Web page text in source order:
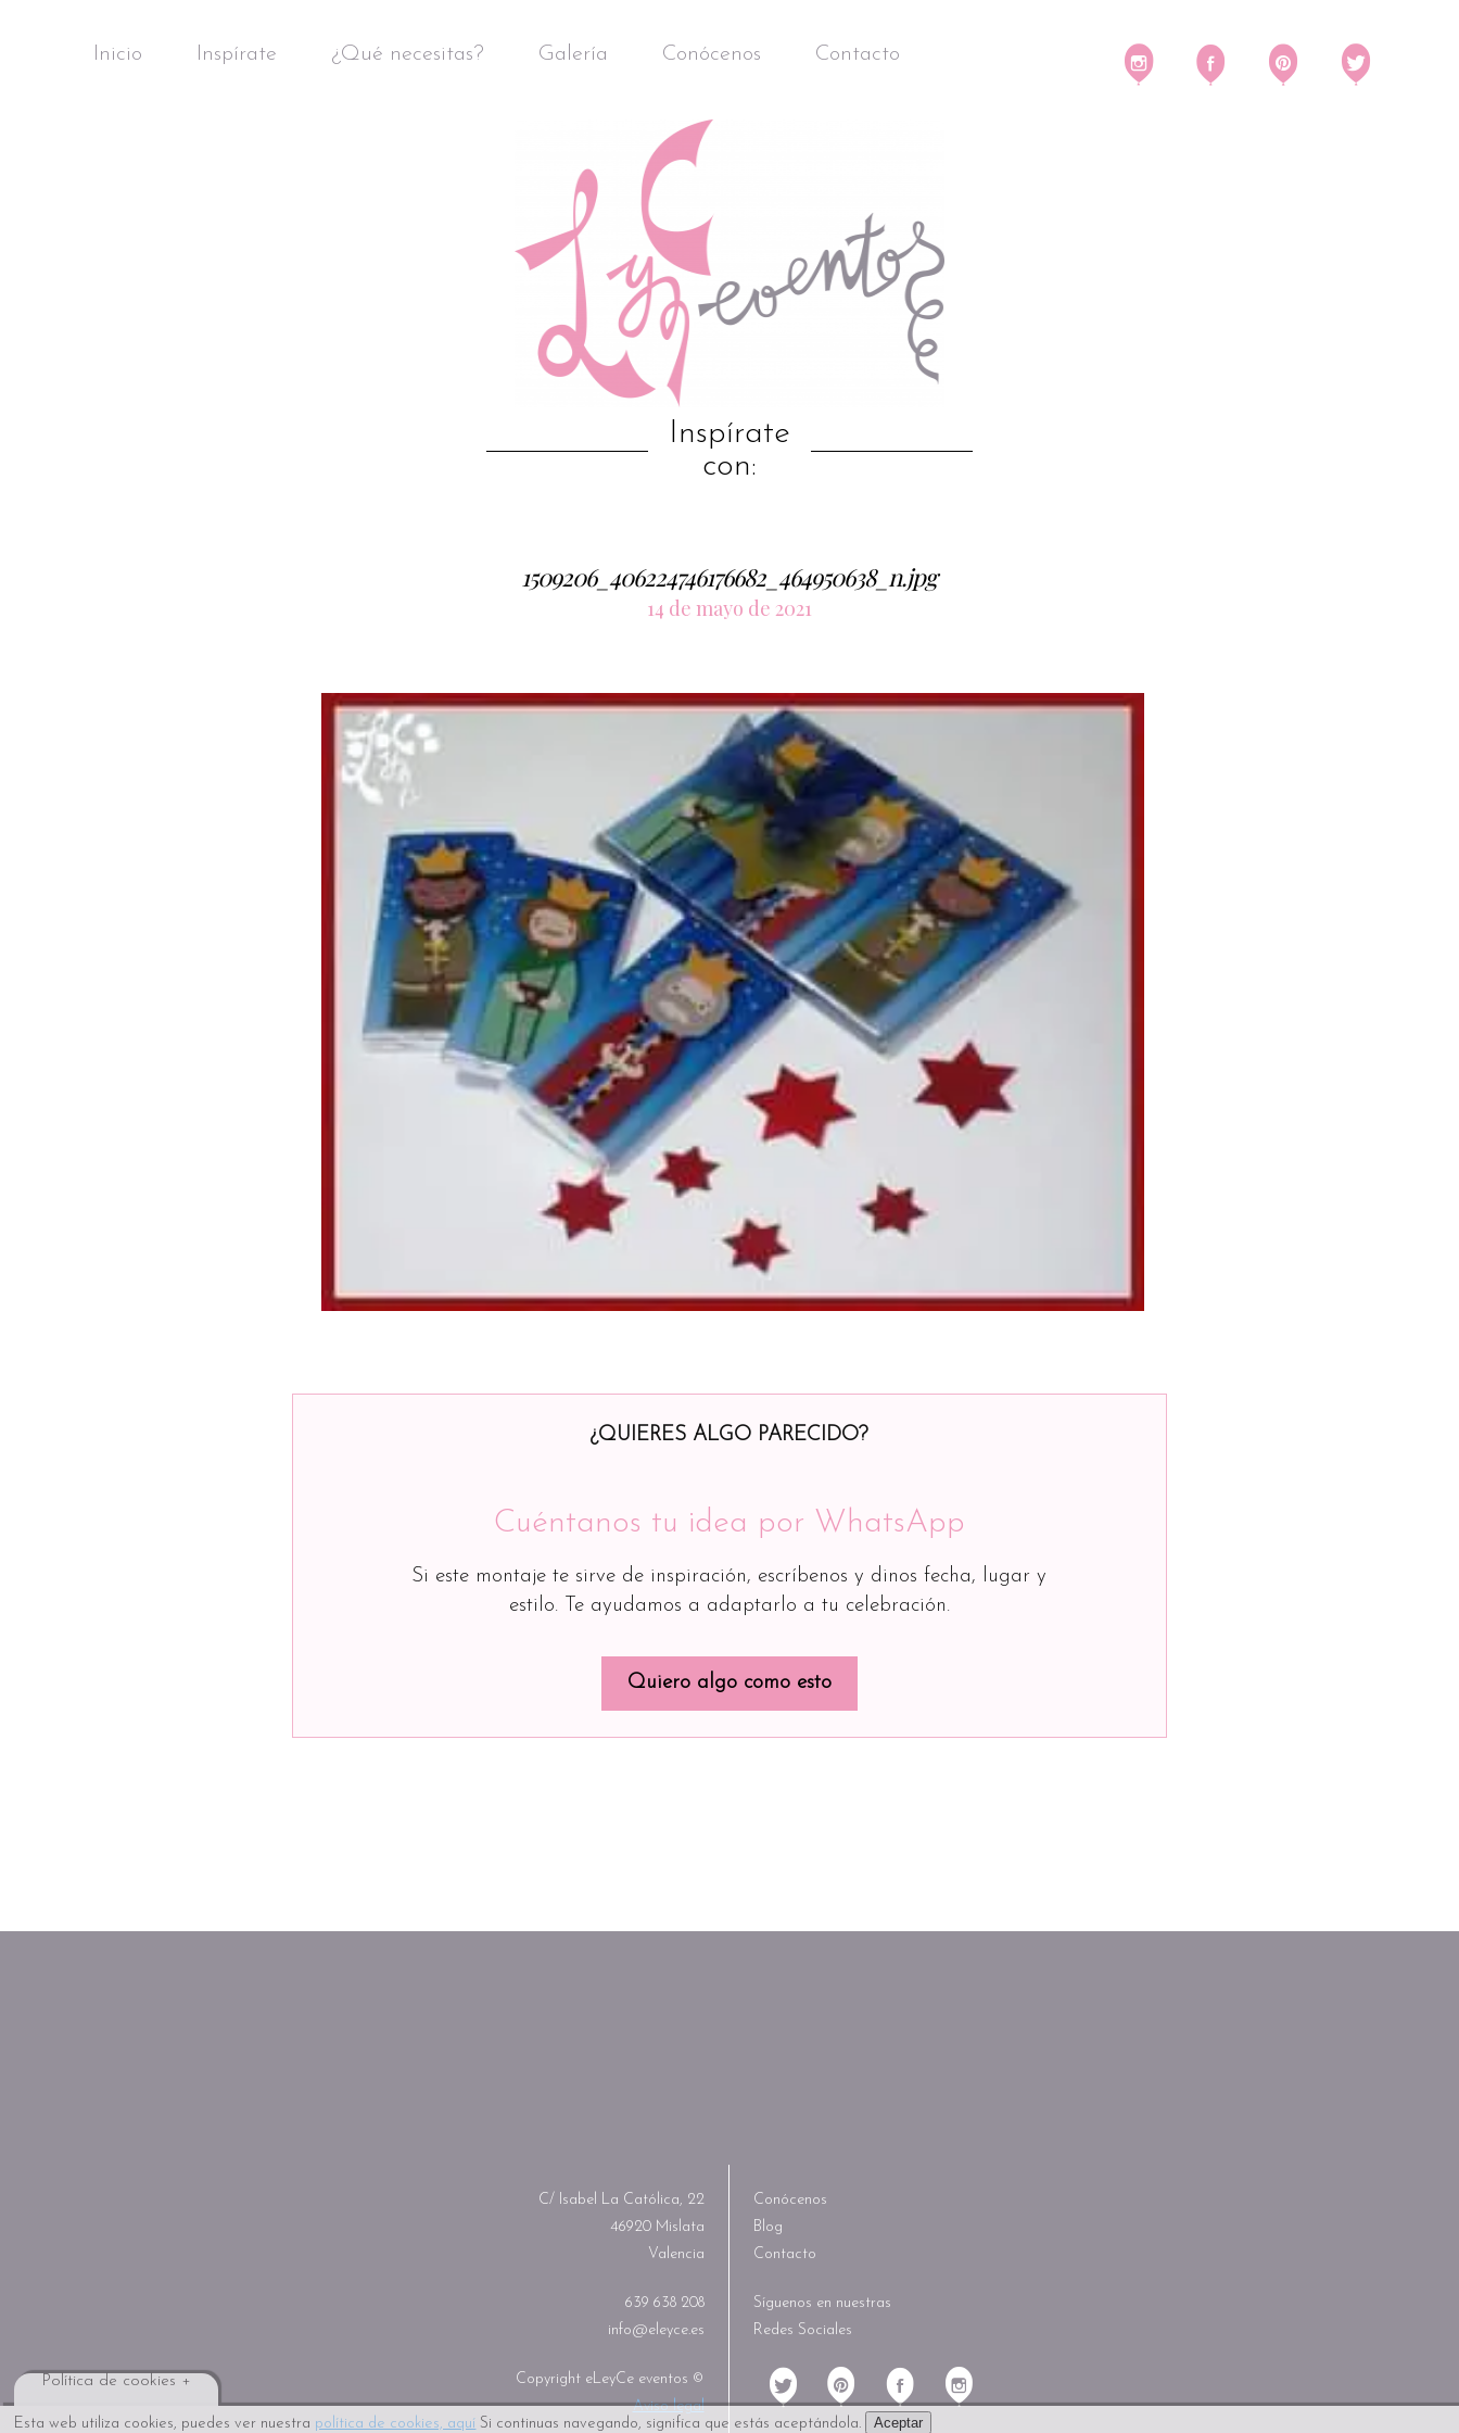
Esta web utiliza cookies, puedes ver nuestra política de cookies, aquí Si continuas navegando, significa que estás aceptándola. Aceptar
Política de cookies +
Inicio Inspírate ¿Qué necesitas? Galería Conócenos Contacto
Inspírate
con:
1509206_406224746176682_464950638_n.jpg
14 de mayo de 2021
¿QUIERES ALGO PARECIDO?
Cuéntanos tu idea por WhatsApp
Si este montaje te sirve de inspiración, escríbenos y dinos fecha, lugar y
estilo. Te ayudamos a adaptarlo a tu celebración.
Quiero algo como esto
C/ Isabel La Católica, 22
46920 Mislata
Valencia
639 638 208
info@eleyce.es
Copyright eLeyCe eventos ©
Aviso legal
Conócenos
Blog
Contacto
Síguenos en nuestras
Redes Sociales